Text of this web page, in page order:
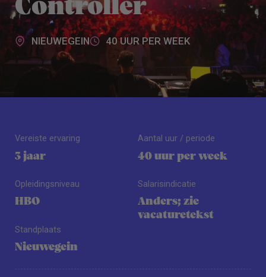
Controller
NIEUWEGEIN 40 UUR PER WEEK
Vereiste ervaring
3 jaar
Opleidingsniveau
HBO
Standplaats
Nieuwegein
Aantal uur / periode
40 uur per week
Salarisindicatie
Anders; zie
vacaturetekst